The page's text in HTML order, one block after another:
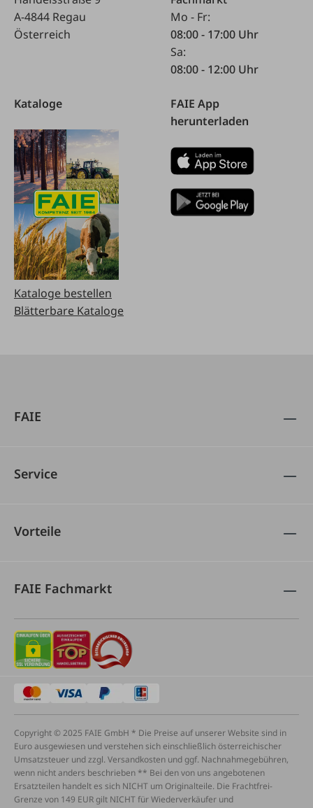
A-4844 Regau
Österreich
Mo - Fr:
08:00 - 17:00 Uhr
Sa:
08:00 - 12:00 Uhr
Kataloge
Kataloge bestellen
Blätterbare Kataloge
FAIE App
herunterladen
FAIE
Service
Vorteile
FAIE Fachmarkt
Copyright © 2025 FAIE GmbH * Die Preise auf unserer Website sind in
Euro ausgewiesen und verstehen sich einschließlich österreichischer
Umsatzsteuer und zzgl. Versandkosten und ggf. Nachnahmegebühren,
wenn nicht anders beschrieben ** Bei den von uns angebotenen
Ersatzteilen handelt es sich NICHT um Originalteile. Die Frachtfrei-
Grenze von 149 EUR gilt NICHT für Wiederverkäufer und